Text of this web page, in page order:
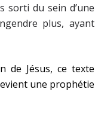
sorti du sein d’une
plus, ayant
de Jésus, ce texte
une prophétie